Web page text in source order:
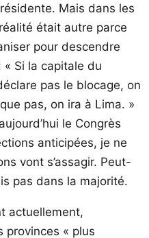
Mais dans les
était autre parce
pour descendre
Si la capitale du
pas le blocage, on
pas, on ira à Lima. »
le Congrès
anticipées, je ne
vont s’assagir. Peut-
pas dans la majorité.
actuellement,
provinces « plus